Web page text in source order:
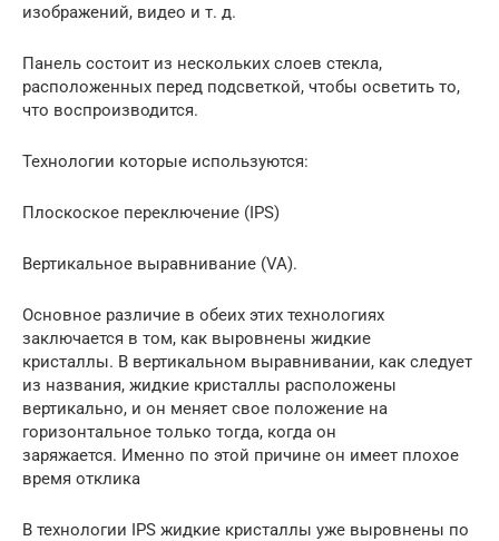
изображений, видео и т. д.
Панель состоит из нескольких слоев стекла,
расположенных перед подсветкой, чтобы осветить то,
что воспроизводится.
Технологии которые используются:
Плоскоское переключение (IPS)
Вертикальное выравнивание (VA).
Основное различие в обеих этих технологиях
заключается в том, как выровнены жидкие
кристаллы. В вертикальном выравнивании, как следует
из названия, жидкие кристаллы расположены
вертикально, и он меняет свое положение на
горизонтальное только тогда, когда он
заряжается. Именно по этой причине он имеет плохое
время отклика
В технологии IPS жидкие кристаллы уже выровнены по